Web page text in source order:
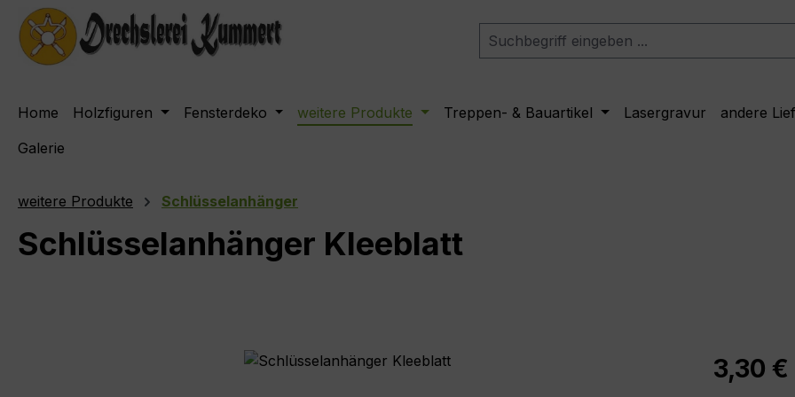
Hauptinhalt springen
Zur Suche springen
Zur Hauptnavigation springen
Home Holzfiguren Fensterdeko weitere Produkte Treppen- & Bauartikel Lasergravur andere
Galerie
weitere Produkte Schlüsselanhänger
Schlüsselanhänger Kleeblatt
Regulärer
3,30 €